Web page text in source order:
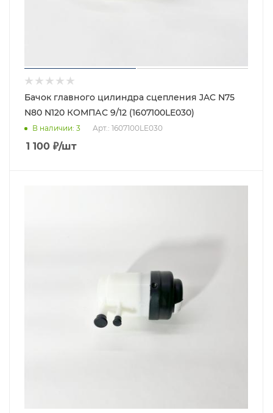
Бачок главного цилиндра сцепления JAC N75
N80 N120 КОМПАС 9/12 (1607100LE030)
В наличии: 3 Арт.: 1607100LE030
1 100 ₽/шт